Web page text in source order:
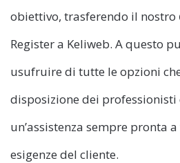
obiettivo, trasferendo il nostro
Register a Keliweb. A questo
usufruire di tutte le opzioni
disposizione dei professionisti
un’assistenza sempre pronta
esigenze del cliente.